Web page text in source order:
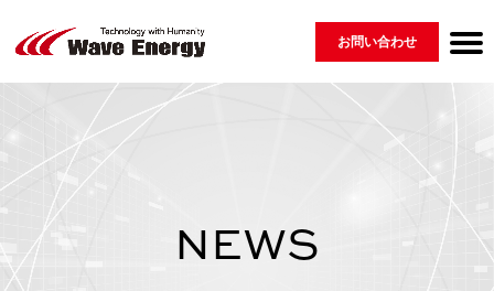
Wave Energyについて
製品紹介 ▾
お問い合わせ
NEWS